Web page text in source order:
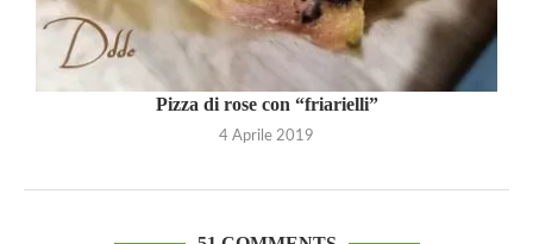
Pizza di rose con “friarielli”
4 Aprile 2019